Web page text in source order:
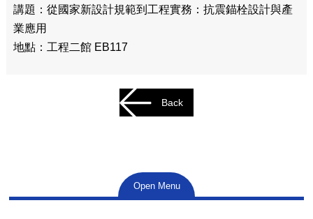
講題：從國家新設計規範到工程實務：抗震錨栓設計與產
業應用
地點：工程二館 EB117
Back
Open Menu